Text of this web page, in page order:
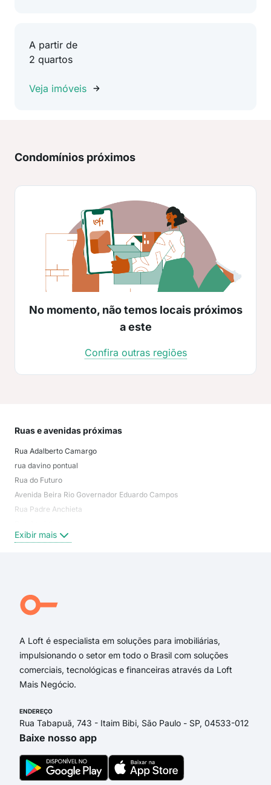
A partir de
2 quartos
Veja imóveis
Condomínios próximos
No momento, não temos locais próximos
a este
Confira outras regiões
Ruas e avenidas próximas
Rua Adalberto Camargo
rua davino pontual
Rua do Futuro
Avenida Beira Rio Governador Eduardo Campos
Rua Padre Anchieta
Rua Xavier Marques
Rua Cardeal Arcoverde
Rua da Amizade
Exibir mais
A Loft é especialista em soluções para imobiliárias,
impulsionando o setor em todo o Brasil com soluções
comerciais, tecnológicas e financeiras através da Loft
Mais Negócio.
ENDEREÇO
Rua Tabapuã, 743 - Itaim Bibi, São Paulo - SP, 04533-012
Baixe nosso app